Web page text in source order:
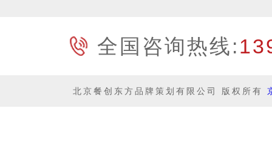
全国咨询热线:
北京餐创东方品牌策划有限公司 版权所有